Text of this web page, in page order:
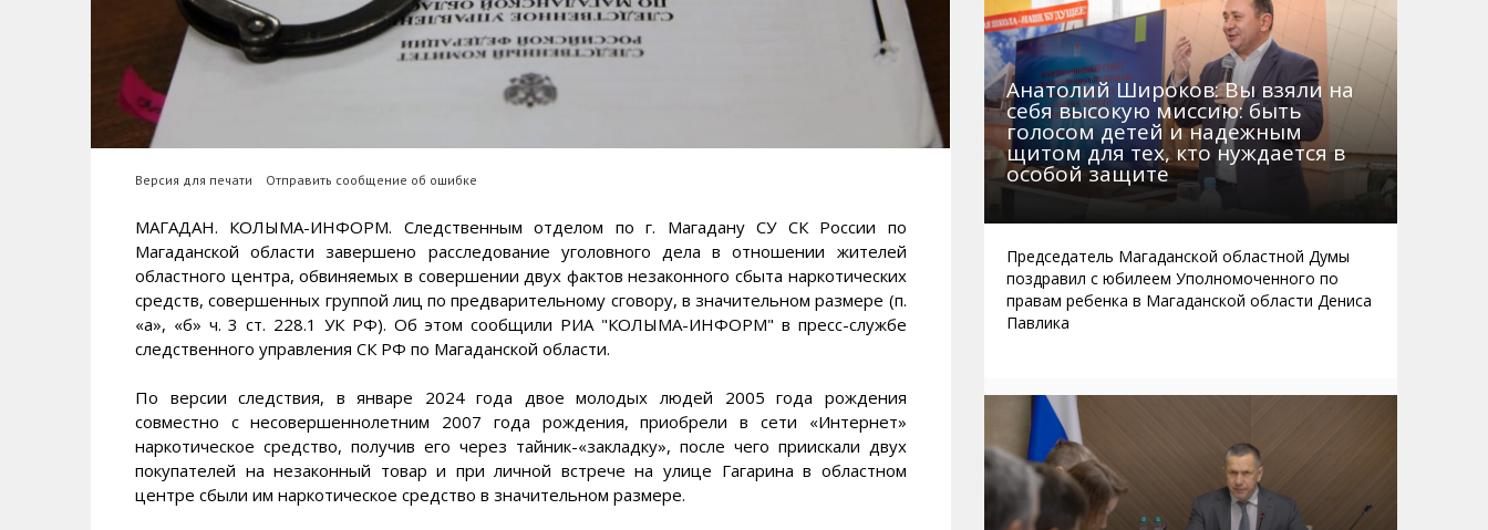
Версия для печати Отправить сообщение об ошибке
МАГАДАН. КОЛЫМА-ИНФОРМ. Следственным отделом по г. Магадану СУ СК России по
Магаданской области завершено расследование уголовного дела в отношении жителей
областного центра, обвиняемых в совершении двух фактов незаконного сбыта наркотических
средств, совершенных группой лиц по предварительному сговору, в значительном размере (п.
«а», «б» ч. 3 ст. 228.1 УК РФ). Об этом сообщили РИА "КОЛЫМА-ИНФОРМ" в пресс-службе
следственного управления СК РФ по Магаданской области.
По версии следствия, в январе 2024 года двое молодых людей 2005 года рождения
совместно с несовершеннолетним 2007 года рождения, приобрели в сети «Интернет»
наркотическое средство, получив его через тайник-«закладку», после чего приискали двух
покупателей на незаконный товар и при личной встрече на улице Гагарина в областном
центре сбыли им наркотическое средство в значительном размере.
Анатолий Широков: Вы взяли на
себя высокую миссию: быть
голосом детей и надежным
щитом для тех, кто нуждается в
особой защите
Председатель Магаданской областной Думы
поздравил с юбилеем Уполномоченного по
правам ребенка в Магаданской области Дениса
Павлика